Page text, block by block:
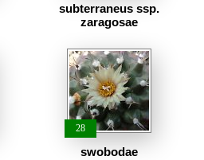
subterraneus ssp.
zaragosae
28
swobodae